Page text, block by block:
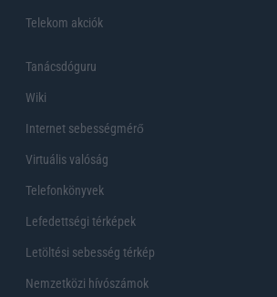
Telekom akciók
Tanácsdóguru
Wiki
Internet sebességmérő
Virtuális valóság
Telefonkönyvek
Lefedettségi térképek
Letöltési sebesség térkép
Nemzetközi hívószámok